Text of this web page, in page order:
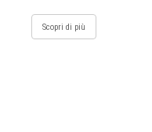
Scopri di più